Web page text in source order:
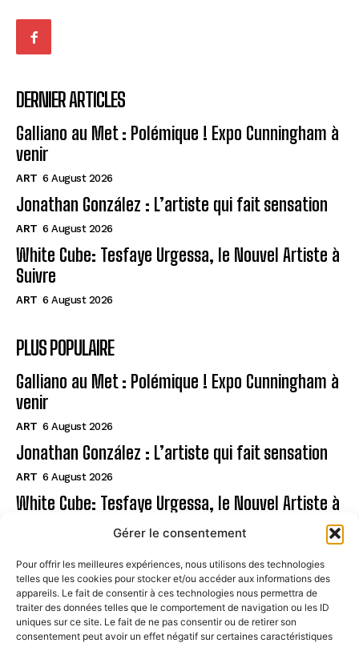
Gérer le consentement
Pour offrir les meilleures expériences, nous utilisons des technologies
telles que les cookies pour stocker et/ou accéder aux informations des
appareils. Le fait de consentir à ces technologies nous permettra de
traiter des données telles que le comportement de navigation ou les ID
uniques sur ce site. Le fait de ne pas consentir ou de retirer son
consentement peut avoir un effet négatif sur certaines caractéristiques
DERNIER ARTICLES
Galliano au Met : Polémique ! Expo Cunningham à
venir
ART 6 August 2026
Jonathan González : L’artiste qui fait sensation
ART 6 August 2026
White Cube: Tesfaye Urgessa, le Nouvel Artiste à
Suivre
ART 6 August 2026
PLUS POPULAIRE
Galliano au Met : Polémique ! Expo Cunningham à
venir
ART 6 August 2026
Jonathan González : L’artiste qui fait sensation
ART 6 August 2026
White Cube: Tesfaye Urgessa, le Nouvel Artiste à
Page
CONTACT